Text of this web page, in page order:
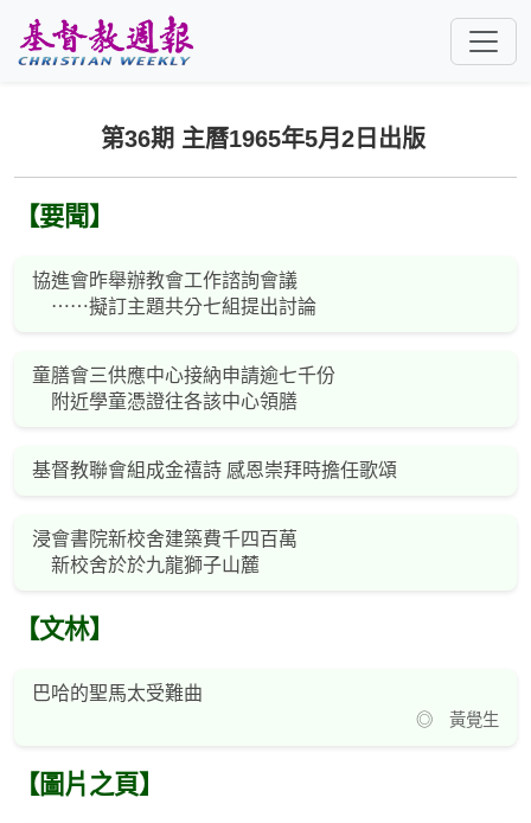
第36期 主曆1965年5月2日出版
【要聞】
協進會昨舉辦教會工作諮詢會議
⋯⋯擬訂主題共分七組提出討論
童膳會三供應中心接納申請逾七千份
附近學童憑證往各該中心領膳
基督教聯會組成金禧詩 感恩崇拜時擔任歌頌
浸會書院新校舍建築費千四百萬
新校舍於於九龍獅子山麓
【文林】
巴哈的聖馬太受難曲
◎ 黃覺生
【圖片之頁】